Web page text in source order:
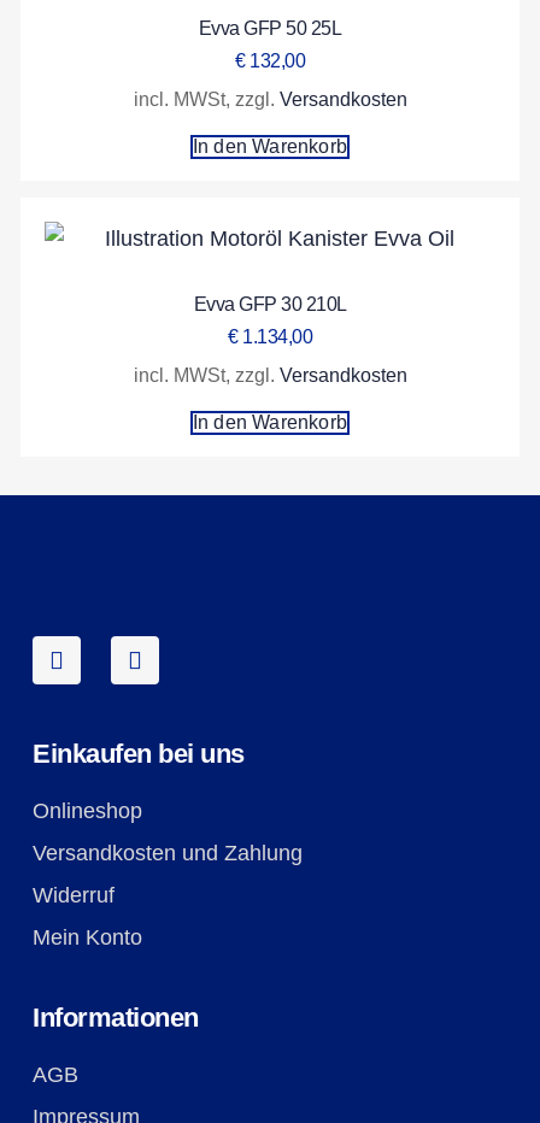
Evva GFP 50 25L
€132,00
incl. MWSt, zzgl. Versandkosten
In den Warenkorb
Evva GFP 30 210L
€1.134,00
incl. MWSt, zzgl. Versandkosten
In den Warenkorb
Einkaufen bei uns
Onlineshop
Versandkosten und Zahlung
Widerruf
Mein Konto
Informationen
AGB
Impressum